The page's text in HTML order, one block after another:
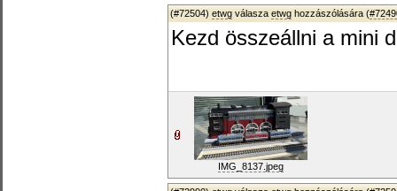
(#72504) etwg válasza etwg hozzászólására (
Kezd összeállni a mini
IMG_8137.jpeg